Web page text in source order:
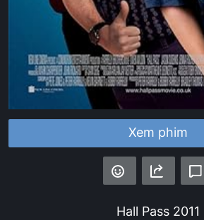
Xem phim
Hall Pass 2011